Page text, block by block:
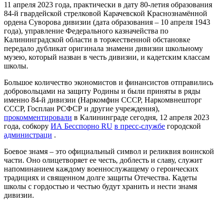
11 апреля 2023 года, практически в дату 80-летия образования
84-й гвардейской стрелковой Карачевской Краснознамённой
ордена Суворова дивизии (дата образования – 10 апреля 1943
года), управление Федерального казначейства по
Калининградской области в торжественной обстановке
передало дубликат оригинала знамени дивизии школьному
музею, который назван в честь дивизии, и кадетским классам
школы.
Большое количество экономистов и финансистов отправились
добровольцами на защиту Родины и были приняты в ряды
именно 84-й дивизии (Наркомфин СССР, Наркомвнешторг
СССР, Госплан РСФСР и другие учреждения),
прокомментировали в Калининграде сегодня, 12 апреля 2023
года, собкору ИА Бесспорно RU в пресс-службе городской
администраци .
Боевое знамя – это официальный символ и реликвия воинской
части. Оно олицетворяет ее честь, доблесть и славу, служит
напоминанием каждому военнослужащему о героических
традициях и священном долге защиты Отечества. Кадеты
школы с гордостью и честью будут хранить и нести знамя
дивизии.